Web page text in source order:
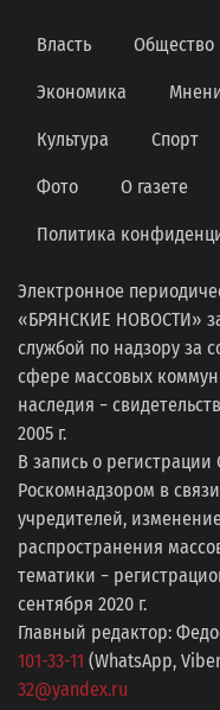
Власть Общество
Экономика
Культура Спорт
Фото О газете
Политика
Электронное
«БРЯНСКИЕ НОВОСТИ»
службой по надзору за
сфере массовых
наследия −
2005 г.
В запись о
Роскомнадзором в
учредителей,
распространения
тематики −
сентября 2020 г.
Главный редактор:
101-33-11 (WhatsApp,
32@yandex.ru